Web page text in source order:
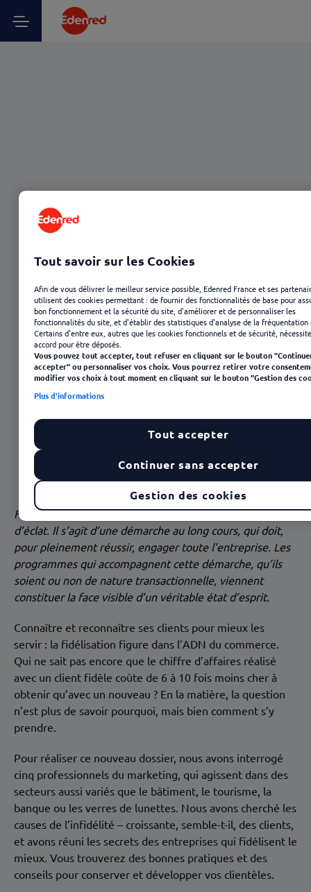
Fidéliser n’est pas affaire de campagnes ni de coups
d’éclat. Il s’agit d’une démarche au long cours, qui doit,
pour pleinement réussir, engager toute l’entreprise. Les
programmes qui accompagnent cette démarche, qu’ils
soient ou non de nature transactionnelle, viennent
constituer la face visible d’un véritable état d’esprit.
Connaître et reconnaître ses clients pour mieux les
servir : la fidélisation figure dans l’ADN du commerce.
Qui ne sait pas encore que le chiffre d’affaires réalisé
avec un client fidèle coûte de 6 à 10 fois moins cher à
obtenir qu’avec un nouveau ? En la matière, la question
n’est plus de savoir pourquoi, mais bien comment s’y
prendre.
Pour réaliser ce nouveau dossier, nous avons interrogé
cinq professionnels du marketing, qui agissent dans des
secteurs aussi variés que le bâtiment, le tourisme, la
banque ou les verres de lunettes. Nous avons cherché les
causes de l’infidélité – croissante, semble-t-il, des clients,
et avons réuni les secrets des entreprises qui fidélisent le
mieux. Vous trouverez des bonnes pratiques et des
conseils pour conserver et développer vos clientèles.
Tout savoir sur les Cookies
Afin de vous délivrer le meilleur service possible, Edenred France et ses
utilisent des cookies permettant : de fournir des fonctionnalités de base pour
bon fonctionnement et la sécurité du site, d'améliorer et de personnaliser les
fonctionnalités du site, et d'établir des statistiques d'analyse de la fréquentation
Certains d'entre eux, autres que les cookies fonctionnels et de sécurité,
accord pour être déposés.
Vous pouvez tout accepter, tout refuser en cliquant sur le bouton
accepter" ou personnaliser vos choix. Vous pourrez retirer votre
modifier vos choix à tout moment en cliquant sur le bouton "Gestion des
Plus d'informations
Gestion des cookies
Continuer sans accepter
Tout accepter